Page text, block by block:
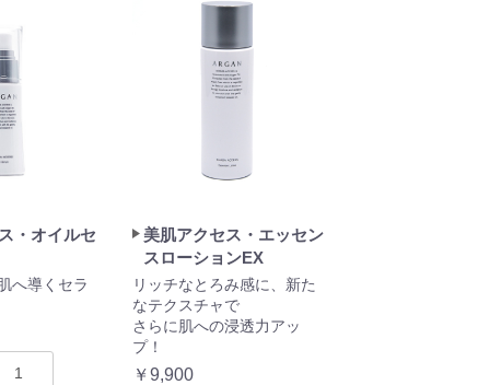
・オイルセ
へ導くセラ
美肌アクセス・エッセン
スローションEX
リッチなとろみ感に、新た
なテクスチャで
さらに肌への浸透力アッ
プ！
￥9,900